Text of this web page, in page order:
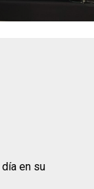
en su